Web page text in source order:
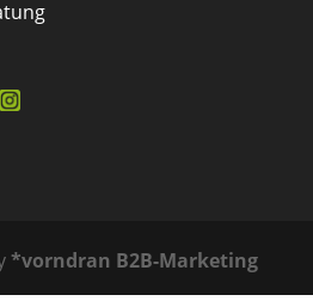
*vorndran B2B-Marketing